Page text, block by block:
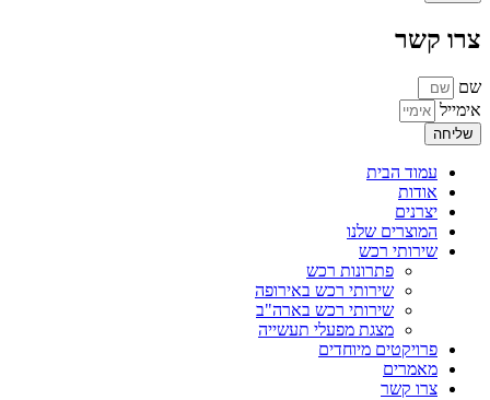
צרו קשר
שם
אימייל
שליחה
עמוד הבית
אודות
יצרנים
המוצרים שלנו
שירותי רכש
פתרונות רכש
שירותי רכש באירופה
שירותי רכש בארה"ב
מצגת מפעלי תעשייה
פרויקטים מיוחדים
מאמרים
צרו קשר